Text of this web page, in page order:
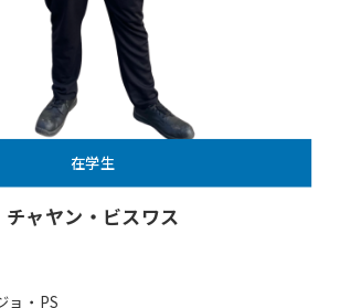
在学生
チャヤン・ビスワス